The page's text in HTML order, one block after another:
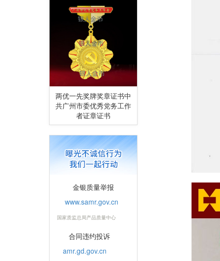
两优一先奖牌奖章证书中
共广州市委优秀党务工作
者证章证书
金银质量举报
www.samr.gov.cn
国家质监总局产品质量中心
合同违约投诉
amr.gd.gov.cn